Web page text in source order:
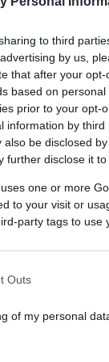
to third
by us,
that after your
based on
prior to your opt-
by third
be disclosed
further disclose it
one or more
to your visit or
party tags to
Outs
of my personal
είναι το
Η
το 1921 και
σχολείο,